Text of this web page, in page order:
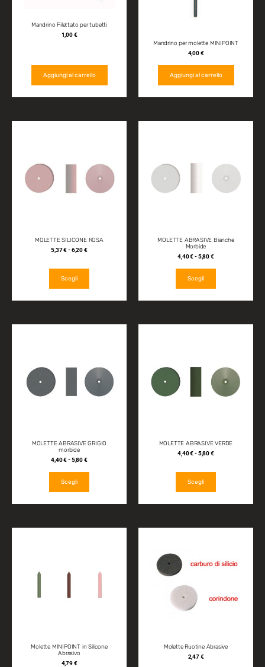
Mandrino Filettato per tubetti
1,00€
Aggiungi al carrello
Mandrino per molette MINIPOINT
4,00€
Aggiungi al carrello
MOLETTE SILICONE ROSA
5,37€-6,20€
Scegli
MOLETTE ABRASIVE Bianche
Morbide
4,40€-5,80€
Scegli
MOLETTE ABRASIVE GRIGIO
morbide
4,40€-5,80€
Scegli
MOLETTE ABRASIVE VERDE
4,40€-5,80€
Scegli
Molette MINIPOINT in Silicone
Abrasivo
4,79€
Molette Ruotine Abrasive
2,47€